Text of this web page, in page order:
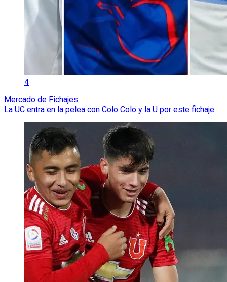
4
Mercado de Fichajes
La UC entra en la pelea con Colo Colo y la U por este fichaje